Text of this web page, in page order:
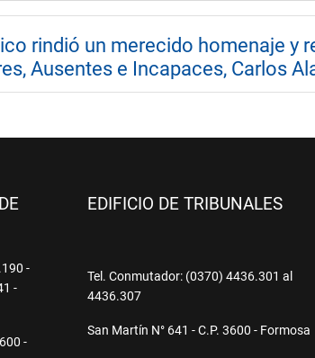
rindió un merecido homenaje y
Ausentes e Incapaces, Carlos
-
-
-
EDIFICIO DE TRIBUNALES
Tel. Conmutador: (0370) 4436.301 al
4436.307
San Martín N° 641 - C.P. 3600 - Formosa